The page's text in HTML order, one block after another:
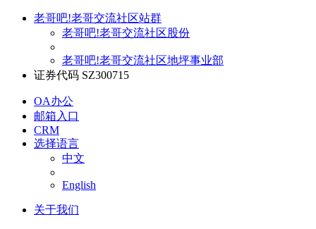
老哥吧!老哥交流社区站群
老哥吧!老哥交流社区股份
老哥吧!老哥交流社区地坪事业部
证券代码 SZ300715
OA办公
邮箱入口
CRM
选择语言
中文
English
关于我们